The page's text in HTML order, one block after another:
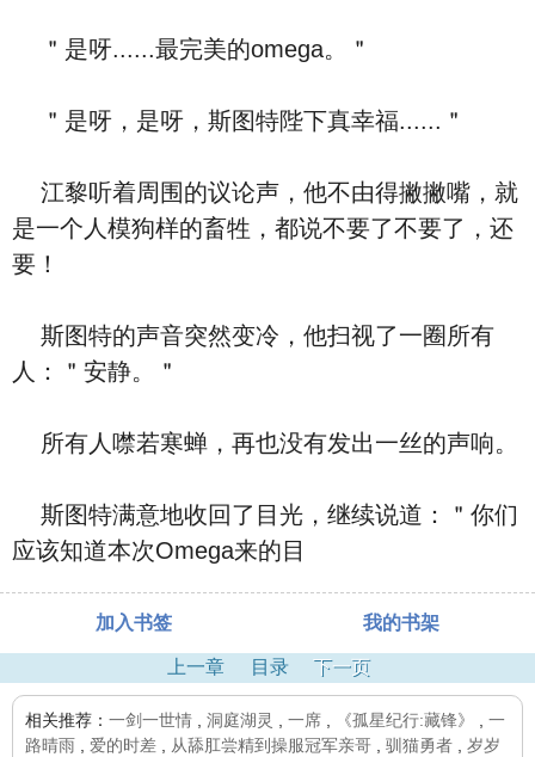
＂是呀......最完美的omega。＂
＂是呀，是呀，斯图特陛下真幸福......＂
江黎听着周围的议论声，他不由得撇撇嘴，就
是一个人模狗样的畜牲，都说不要了不要了，还
要！
斯图特的声音突然变冷，他扫视了一圈所有
人：＂安静。＂
所有人噤若寒蝉，再也没有发出一丝的声响。
斯图特满意地收回了目光，继续说道：＂你们
应该知道本次Omega来的目
加入书签 我的书架
上一章 目录 下一页
相关推荐： 一剑一世情 洞庭湖灵 一席 《孤星纪行:藏锋》
一
路晴雨
爱的时差 从舔肛尝精到操服冠军亲哥 驯猫勇者 岁岁